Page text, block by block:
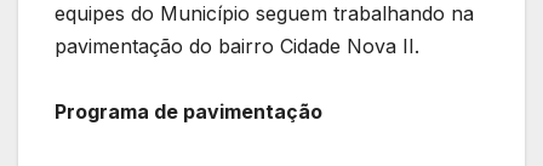
equipes do Município seguem trabalhando na
pavimentação do bairro Cidade Nova II.
Programa de pavimentação